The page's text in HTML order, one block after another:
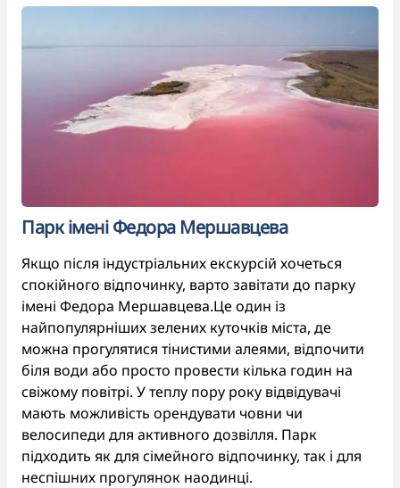
Парк імені Федора Мершавцева
Якщо після індустріальних екскурсій хочеться
спокійного відпочинку, варто завітати до парку
імені Федора Мершавцева.Це один із
найпопулярніших зелених куточків міста, де
можна прогулятися тінистими алеями, відпочити
біля води або просто провести кілька годин на
свіжому повітрі. У теплу пору року відвідувачі
мають можливість орендувати човни чи
велосипеди для активного дозвілля. Парк
підходить як для сімейного відпочинку, так і для
неспішних прогулянок наодинці.